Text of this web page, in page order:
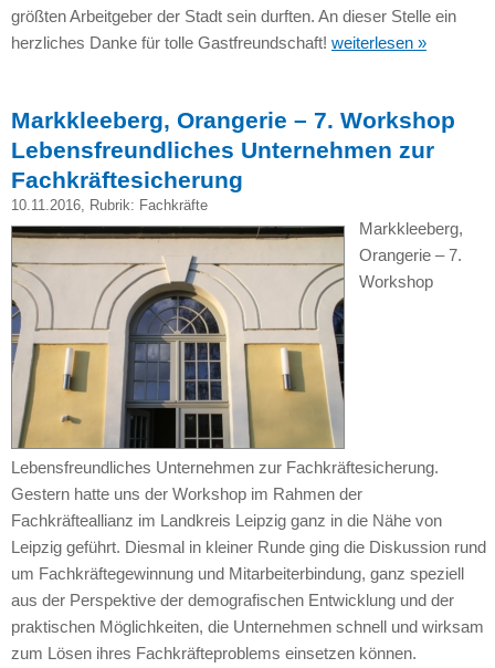
größten Arbeitgeber der Stadt sein durften. An dieser Stelle ein
herzliches Danke für tolle Gastfreundschaft! weiterlesen »
Markkleeberg, Orangerie – 7. Workshop
Lebensfreundliches Unternehmen zur
Fachkräftesicherung
10.11.2016, Rubrik: Fachkräfte
Markkleeberg,
Orangerie – 7.
Workshop
Lebensfreundliches Unternehmen zur Fachkräftesicherung.
Gestern hatte uns der Workshop im Rahmen der
Fachkräfteallianz im Landkreis Leipzig ganz in die Nähe von
Leipzig geführt. Diesmal in kleiner Runde ging die Diskussion rund
um Fachkräftegewinnung und Mitarbeiterbindung, ganz speziell
aus der Perspektive der demografischen Entwicklung und der
praktischen Möglichkeiten, die Unternehmen schnell und wirksam
zum Lösen ihres Fachkräfteproblems einsetzen können.